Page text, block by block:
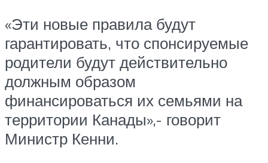
«Эти новые правила будут
гарантировать, что спонсируемые
родители будут действительно
должным образом
финансироваться их семьями на
территории Канады»,- говорит
Министр Кенни.